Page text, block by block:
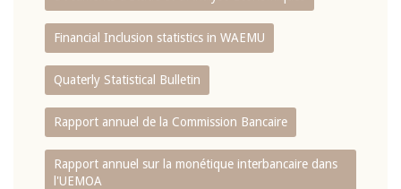
Financial Inclusion statistics in WAEMU
Quaterly Statistical Bulletin
Rapport annuel de la Commission Bancaire
Rapport annuel sur la monétique interbancaire dans
l'UEMOA